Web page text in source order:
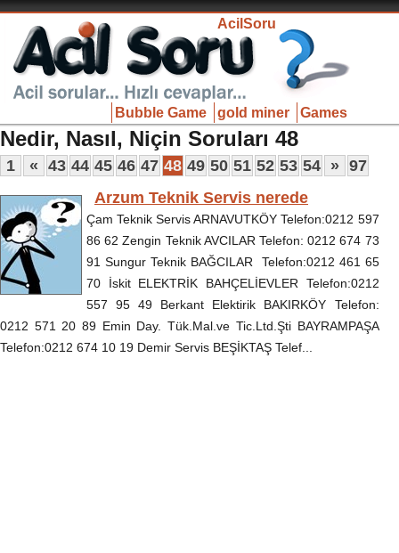
Games
gold miner
Bubble Game
AcilSoru
Nedir, Nasıl, Niçin Soruları 48
1 « 43 44 45 46 47 48 49 50 51 52 53 54 » 97
Arzum Teknik Servis nerede
Çam Teknik Servis ARNAVUTKÖY Telefon:0212 597
86 62 Zengin Teknik AVCILAR Telefon: 0212 674 73
91 Sungur Teknik BAĞCILAR Telefon:0212 461 65
70 İskit ELEKTRİK BAHÇELİEVLER Telefon:0212
557 95 49 Berkant Elektirik BAKIRKÖY Telefon:
0212 571 20 89 Emin Day. Tük.Mal.ve Tic.Ltd.Şti BAYRAMPAŞA
Telefon:0212 674 10 19 Demir Servis BEŞİKTAŞ Telef...